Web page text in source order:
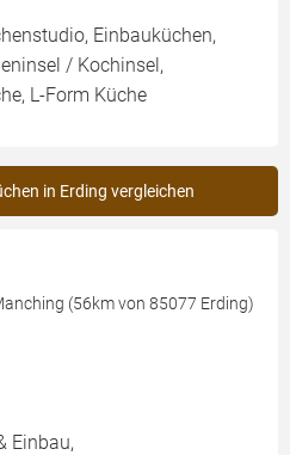
Einbauküchen,
/ Kochinsel,
L-Form Küche
in Erding vergleichen
(56km von 85077 Erding)
Einbau,